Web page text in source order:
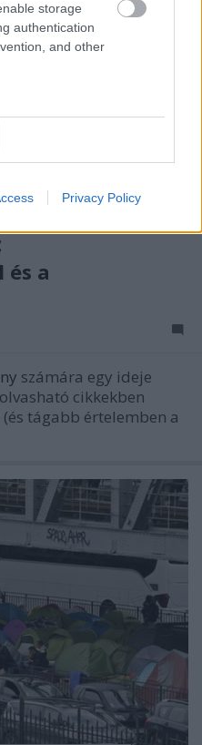
storage
authentication
and other
Privacy Policy
Gaulle!
ma mi,
gaulle-istái”. Ez
a
számára egy ideje
cikkekben
tágabb értelemben a